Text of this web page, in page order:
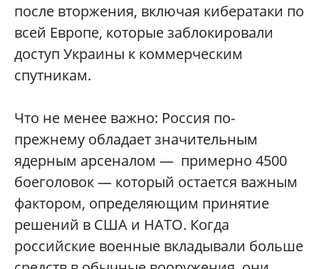
после вторжения, включая кибератаки по
всей Европе, которые заблокировали
доступ Украины к коммерческим
спутникам.
Что не менее важно: Россия по-
прежнему обладает значительным
ядерным арсеналом — примерно 4500
боеголовок — который остается важным
фактором, определяющим принятие
решений в США и НАТО. Когда
российские военные вкладывали больше